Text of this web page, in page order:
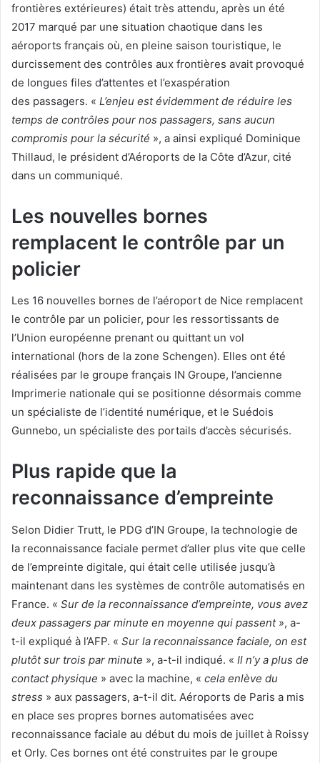
frontières extérieures) était très attendu, après un été
2017 marqué par une situation chaotique dans les
aéroports français où, en pleine saison touristique, le
durcissement des contrôles aux frontières avait provoqué
de longues files d’attentes et l’exaspération
des passagers. « L’enjeu est évidemment de réduire les
temps de contrôles pour nos passagers, sans aucun
compromis pour la sécurité », a ainsi expliqué Dominique
Thillaud, le président d’Aéroports de la Côte d’Azur, cité
dans un communiqué.
Les nouvelles bornes
remplacent le contrôle par un
policier
Les 16 nouvelles bornes de l’aéroport de Nice remplacent
le contrôle par un policier, pour les ressortissants de
l’Union européenne prenant ou quittant un vol
international (hors de la zone Schengen). Elles ont été
réalisées par le groupe français IN Groupe, l’ancienne
Imprimerie nationale qui se positionne désormais comme
un spécialiste de l’identité numérique, et le Suédois
Gunnebo, un spécialiste des portails d’accès sécurisés.
Plus rapide que la
reconnaissance d’empreinte
Selon Didier Trutt, le PDG d’IN Groupe, la technologie de
la reconnaissance faciale permet d’aller plus vite que celle
de l’empreinte digitale, qui était celle utilisée jusqu’à
maintenant dans les systèmes de contrôle automatisés en
France. « Sur de la reconnaissance d’empreinte, vous avez
deux passagers par minute en moyenne qui passent», a-
t-il expliqué à l’AFP. « Sur la reconnaissance faciale, on est
plutôt sur trois par minute », a-t-il indiqué. « Il n’y a plus de
contact physique » avec la machine, « cela enlève du
stress » aux passagers, a-t-il dit. Aéroports de Paris a mis
en place ses propres bornes automatisées avec
reconnaissance faciale au début du mois de juillet à Roissy
et Orly. Ces bornes ont été construites par le groupe